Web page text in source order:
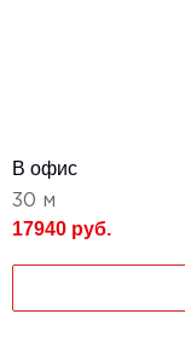
В офис
30 м
17940 руб.